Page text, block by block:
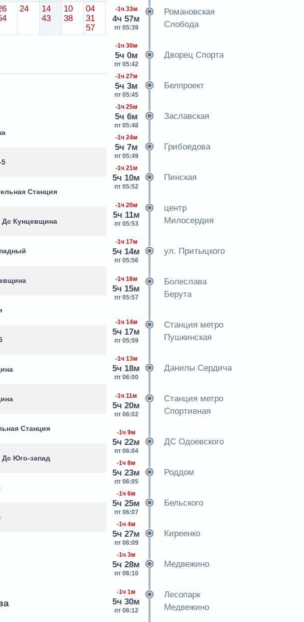
24
14
43
10
38
04
31
57
Станция
Дс Кунцевщина
Станция
Дс Юго-запад
-1ч 33м
4ч 57м
пт 05:39
Романовская
Слобода
-1ч 30м
5ч 0м
пт 05:42
Дворец Спорта
-1ч 27м
5ч 3м
пт 05:45
Белпроект
-1ч 25м
5ч 6м
пт 05:48
Заславская
-1ч 24м
5ч 7м
пт 05:49
Грибоедова
-1ч 21м
5ч 10м
пт 05:52
Пинская
-1ч 20м
5ч 11м
пт 05:53
центр
Милосердия
-1ч 17м
5ч 14м
пт 05:56
ул. Притыцкого
-1ч 16м
5ч 15м
пт 05:57
Болеслава
Берута
-1ч 14м
5ч 17м
пт 05:59
Станция метро
Пушкинская
-1ч 13м
5ч 18м
пт 06:00
Данилы Сердича
-1ч 11м
5ч 20м
пт 06:02
Станция метро
Спортивная
-1ч 9м
5ч 22м
пт 06:04
ДС Одоевского
-1ч 8м
5ч 23м
пт 06:05
Роддом
-1ч 6м
5ч 25м
пт 06:07
Бельского
-1ч 4м
5ч 27м
пт 06:09
Киреенко
-1ч 3м
5ч 28м
пт 06:10
Медвежино
-1ч 1м
5ч 30м
пт 06:12
Лесопарк
Медвежино